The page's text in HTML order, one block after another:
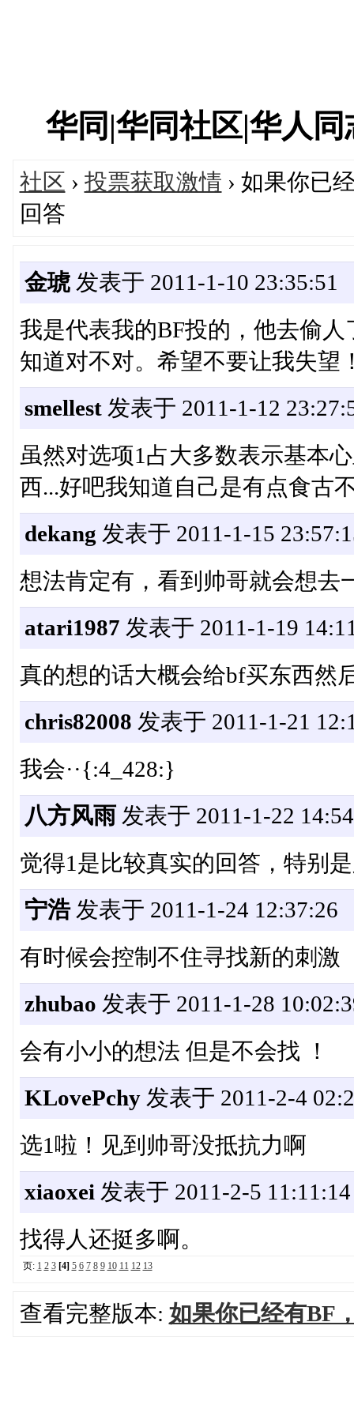
华同|华同社区|华人
社区 › 投票获取激情 › 如果你已
回答
金琥发表于 2011-1-10 23:35:51
我是代表我的BF投的，他去偷
知道对不对。希望不要让我失望
smellest发表于 2011-1-12
虽然对选项1占大多数表示基本
西...好吧我知道自己是有点食
dekang 发表于 2011-1-15
想法肯定有，看到帅哥就会想去
atari1987 发表于 2011-1-19
真的想的话大概会给bf买东西然
chris82008 发表于 2011-1-21
我会··{:4_428:}
八方风雨发表于 2011-1-22
觉得1是比较真实的回答，特别
宁浩发表于 2011-1-24 12:37:26
有时候会控制不住寻找新的刺激
zhubao 发表于 2011-1-28
会有小小的想法 但是不会找 ！
KLovePchy发表于 2011-2-4
选1啦！见到帅哥没抵抗力啊
xiaoxei 发表于 2011-2-5 11:11:14
找得人还挺多啊。
页: 1 2 3 [4] 5 6 7 8 9 10 11 12 13
查看完整版本: 如果你已经有BF